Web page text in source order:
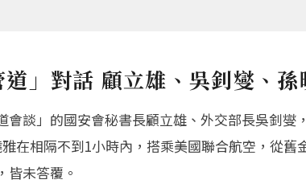
」對話 顧立雄、吳釗燮、孫
會談」的國安會秘書長顧立雄、外交部長吳釗
雅在相隔不到1小時內，搭乘美國聯合航空，從
皆未答覆。